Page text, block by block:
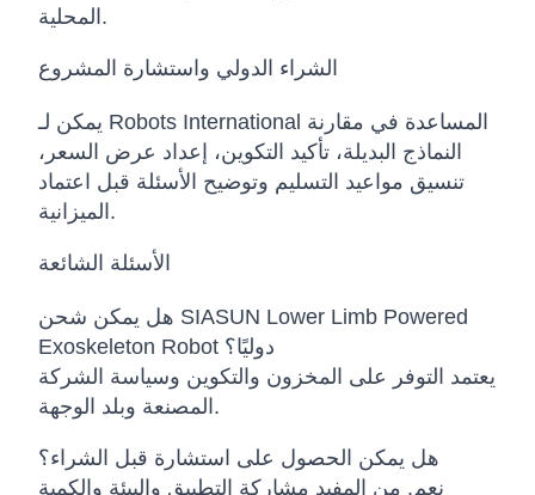
المحلية.
الشراء الدولي واستشارة المشروع
يمكن لـ Robots International المساعدة في مقارنة
النماذج البديلة، تأكيد التكوين، إعداد عرض السعر،
تنسيق مواعيد التسليم وتوضيح الأسئلة قبل اعتماد
الميزانية.
الأسئلة الشائعة
هل يمكن شحن SIASUN Lower Limb Powered
Exoskeleton Robot دوليًا؟
يعتمد التوفر على المخزون والتكوين وسياسة الشركة
المصنعة وبلد الوجهة.
هل يمكن الحصول على استشارة قبل الشراء؟
نعم. من المفيد مشاركة التطبيق والبيئة والكمية